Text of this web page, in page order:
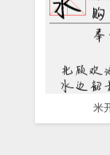
米